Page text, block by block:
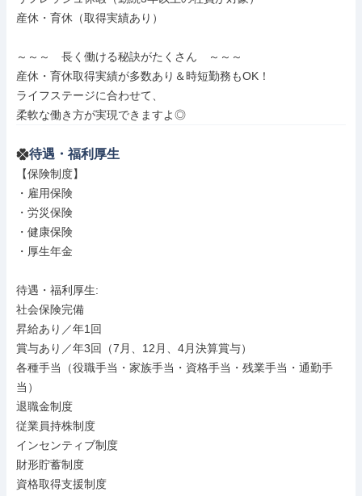
産休・育休（取得実績あり）
～～～　長く働ける秘訣がたくさん　～～～
産休・育休取得実績が多数あり＆時短勤務もOK！
ライフステージに合わせて、
柔軟な働き方が実現できますよ◎
待遇・福利厚生
【保険制度】
・雇用保険
・労災保険
・健康保険
・厚生年金
待遇・福利厚生:
社会保険完備
昇給あり／年1回
賞与あり／年3回（7月、12月、4月決算賞与）
各種手当（役職手当・家族手当・資格手当・残業手当・通勤手
当）
退職金制度
従業員持株制度
インセンティブ制度
財形貯蓄制度
資格取得支援制度